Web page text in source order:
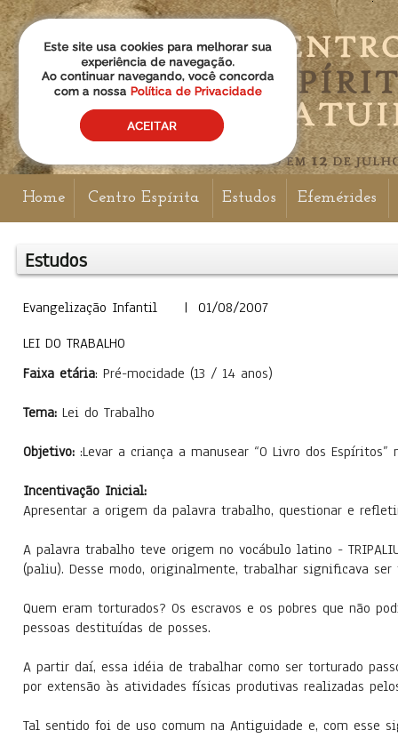
Home Centro Espírita Estudos Efemérides
Estudos
Evangelização Infantil | 01/08/2007
LEI DO TRABALHO
Faixa etária: Pré-mocidade (13 / 14 anos)
Tema: Lei do Trabalho
Objetivo: :Levar a criança a manusear “O Livro dos
Incentivação Inicial:
Apresentar a origem da palavra trabalho, questionar e
A palavra trabalho teve origem no vocábulo latino -
(paliu). Desse modo, originalmente, trabalhar significava
Quem eram torturados? Os escravos e os pobres que não
pessoas destituídas de posses.
A partir daí, essa idéia de trabalhar como ser torturado
por extensão às atividades físicas produtivas realizadas
Tal sentido foi de uso comum na Antiguidade e, com esse